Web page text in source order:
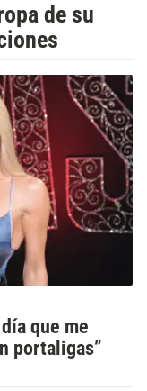
de su
que me
portaligas”